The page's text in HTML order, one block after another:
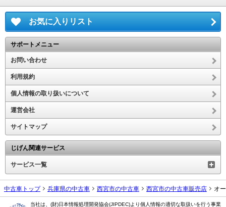
お気に入りリスト
サポートメニュー
お問い合わせ
利用規約
個人情報の取り扱いについて
運営会社
サイトマップ
じげん関連サービス
サービス一覧
中古車トップ 兵庫県の中古車 西宮市の中古車 西宮市の中古車販売店 オ
当社は、(財)日本情報処理開発協会(JIPDEC)より個人情報の適切な取扱いを行う事業